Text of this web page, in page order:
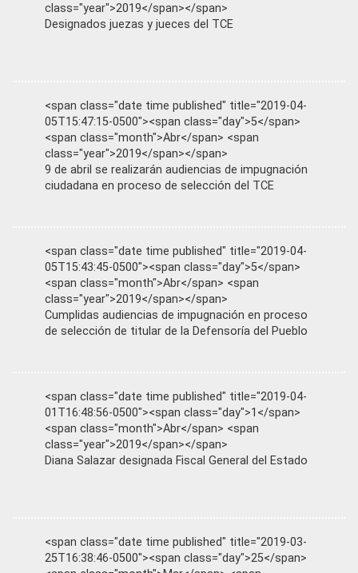
class="year">2019</span></span>
Designados juezas y jueces del TCE
<span class="date time published" title="2019-04-
05T15:47:15-0500"><span class="day">5</span>
<span class="month">Abr</span> <span
class="year">2019</span></span>
9 de abril se realizarán audiencias de impugnación
ciudadana en proceso de selección del TCE
<span class="date time published" title="2019-04-
05T15:43:45-0500"><span class="day">5</span>
<span class="month">Abr</span> <span
class="year">2019</span></span>
Cumplidas audiencias de impugnación en proceso
de selección de titular de la Defensoría del Pueblo
<span class="date time published" title="2019-04-
01T16:48:56-0500"><span class="day">1</span>
<span class="month">Abr</span> <span
class="year">2019</span></span>
Diana Salazar designada Fiscal General del Estado
<span class="date time published" title="2019-03-
25T16:38:46-0500"><span class="day">25</span>